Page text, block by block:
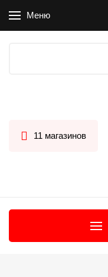
Меню
11 магазинов